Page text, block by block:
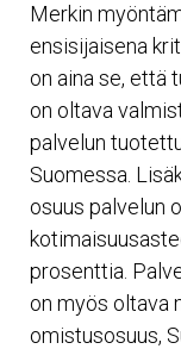
Merkin
ensisijaisena
on aina se, että
on oltava
palvelun
Suomessa.
osuus palvelun
prosenttia.
on myös oltava
omistusosuus,